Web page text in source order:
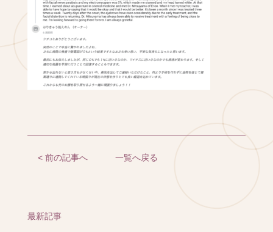
< 前の記事へ 一覧へ戻る
最新記事